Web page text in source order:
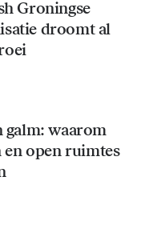
Groningse
droomt al
galm: waarom
en open ruimtes